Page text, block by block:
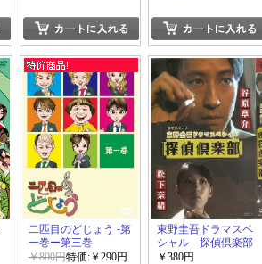
二匹目のどじょう -第
一巻ー第三巻
￥800円特価:￥290円
東野圭吾ドラマスペ
シャル 探偵倶楽部
￥380円